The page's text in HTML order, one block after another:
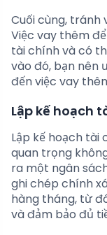
Cuối cùng, tránh
Việc vay thêm
tài chính và có
vào đó, bạn nên
đến việc vay
Lập kế hoạch
Lập kế hoạch tài
quan trọng
ra một ngân
ghi chép chính
hàng tháng, từ
và đảm bảo đủ